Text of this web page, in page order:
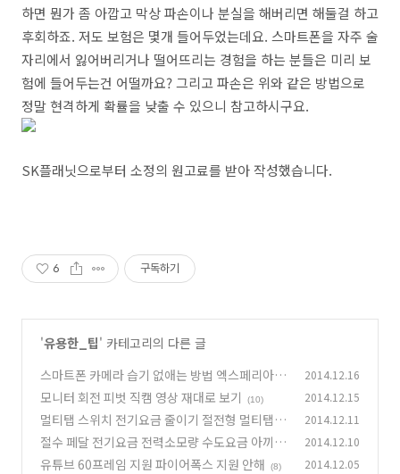
하면 뭔가 좀 아깝고 막상 파손이나 분실을 해버리면 해둘걸 하고
후회하죠. 저도 보험은 몇개 들어두었는데요. 스마트폰을 자주 술
자리에서 잃어버리거나 떨어뜨리는 경험을 하는 분들은 미리 보
험에 들어두는건 어떨까요? 그리고 파손은 위와 같은 방법으로
정말 현격하게 확률을 낮출 수 있으니 참고하시구요.
SK플래닛으로부터 소정의 원고료를 받아 작성했습니다.
6 구독하기
'유용한_팁' 카테고리의 다른 글
스마트폰 카메라 습기 없애는 방법 엑스페리아 Z
3 카메라 습기 (10)
2014.12.16
모니터 회전 피벗 직캠 영상 재대로 보기 (10) 2014.12.15
멀티탭 스위치 전기요금 줄이기 절전형 멀티탭
(2
1)
2014.12.11
절수 페달 전기요금 전력소모량 수도요금 아끼는
방법
(4)
2014.12.10
유튜브 60프레임 지원 파이어폭스 지원 안해 (8) 2014.12.05